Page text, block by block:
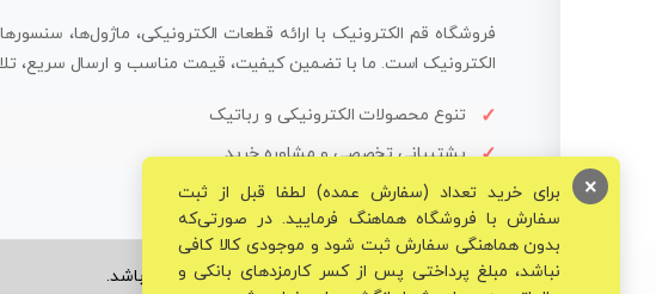
فروشگاه قم الکترونیک با ارائه قطعات الکترونیکی، ماژول‌ها،
الکترونیک است. ما با تضمین کیفیت، قیمت مناسب و ارسال سریع،
تنوع محصولات الکترونیکی و رباتیک
پشتیبانی تخصصی و مشاوره خرید
© تمامی حقوق برای فروشگاه تخصصی قم الکترونیک محفوظ می‌باشد.
برای خرید تعداد (سفارش عمده) لطفا قبل از ثبت
سفارش با فروشگاه هماهنگ فرمایید. در صورتی‌که
بدون هماهنگی سفارش ثبت شود و موجودی کالا کافی
نباشد، مبلغ پرداختی پس از کسر کارمزدهای بانکی و
×